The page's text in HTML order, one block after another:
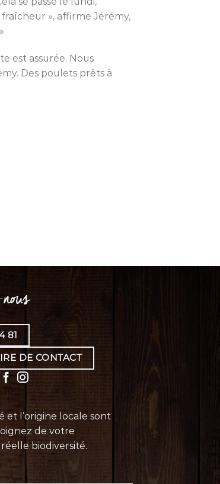
», affirme Jérémy,
est assurée. Nous
Des poulets prêts à
81
DE CONTACT
et l’origine locale sont
de votre
biodiversité.